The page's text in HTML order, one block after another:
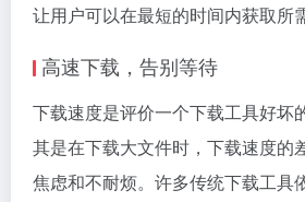
让用户可以在最短的时间内获取所
高速下载，告别等待
下载速度是评价一个下载工具好坏
其是在下载大文件时，下载速度的
焦虑和不耐烦。许多传统下载工具